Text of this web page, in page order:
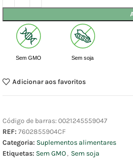
Sem GMO Sem soja
Adicionar aos favoritos
Código de barras:0021245559047
REF: 7602855904CF
Categoria: Suplementos alimentares
Etiquetas: Sem GMO, Sem soja